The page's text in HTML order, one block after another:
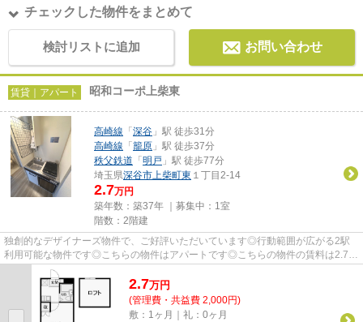
チェックした物件をまとめて
検討リストに追加 お問い合わせ
賃貸｜アパート 昭和コーポ上柴東
高崎線 「 深谷 」駅 徒歩31分
高崎線 「 籠原 」駅 徒歩37分
秩父鉄道 「 明戸 」駅 徒歩77分
埼玉県深谷市上柴町東 １丁目2-14
2.7万円
築年数：築37年 ｜募集中： 1室
階数：2階建
独創的なデザイナーズ物件で、ご好評いただいています◎行動範囲が広がる2駅
利用可能な物件です◎こちらの物件はアパートです◎こちらの物件の賃料は2.7万
円です◎深谷市エリアにある賃貸...
2.7万円
(管理費・共益費 2,000円)
敷：1ヶ月｜礼：0ヶ月